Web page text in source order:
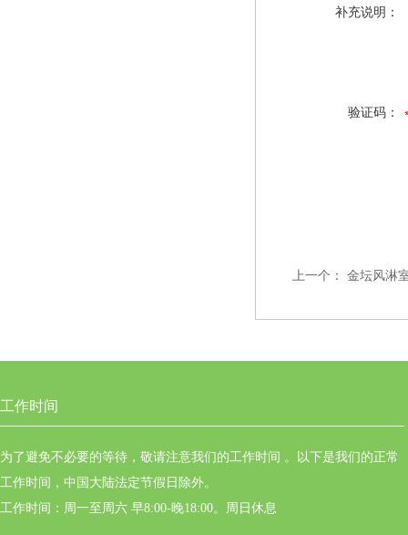
补充说明：
验证码：
上一个： 金坛风淋
工作时间
为了避免不必要的等待，敬请注意我们的工作时间 。以下是我们的正常
工作时间，中国大陆法定节假日除外。
工作时间：周一至周六 早8:00-晚18:00。周日休息